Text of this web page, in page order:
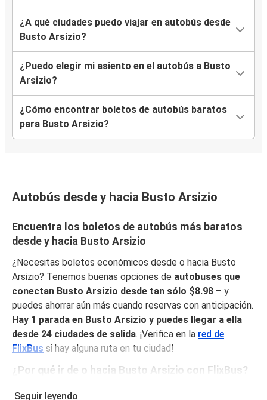
¿A qué ciudades puedo viajar en autobús desde
Busto Arsizio?
¿Puedo elegir mi asiento en el autobús a Busto
Arsizio?
¿Cómo encontrar boletos de autobús baratos
para Busto Arsizio?
Autobús desde y hacia Busto Arsizio
Encuentra los boletos de autobús más baratos
desde y hacia Busto Arsizio
¿Necesitas boletos económicos desde o hacia Busto
Arsizio? Tenemos buenas opciones de autobuses que
conectan Busto Arsizio desde tan sólo $8.98 – y
puedes ahorrar aún más cuando reservas con anticipación.
Hay 1 parada en Busto Arsizio y puedes llegar a ella
desde 24 ciudades de salida. ¡Verifica en la red de
FlixBus si hay alguna ruta en tu ciudad!
¿Por qué ir de o hacia Busto Arsizio con FlixBus?
FlixBus combina precios bajos con comodidad para
Seguir leyendo